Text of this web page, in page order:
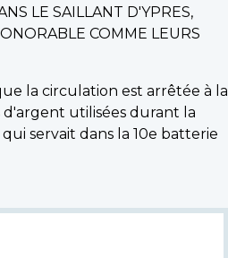
LE SAILLANT D'YPRES,
COMME LEURS
la circulation est arrêtée à la
d'argent utilisées durant la
servait dans la 10e batterie